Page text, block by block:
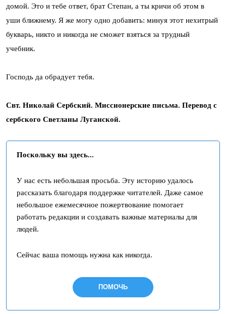
домой. Это и тебе ответ, брат Степан, а ты кричи об этом в
уши ближнему. Я же могу одно добавить: минуя этот нехитрый
букварь, никто и никогда не сможет взяться за трудный
учебник.
Господь да обрадует тебя.
Свт. Николай Сербский. Миссионерские письма. Перевод с
сербского Светланы Луганской.
Поскольку вы здесь...
У нас есть небольшая просьба. Эту историю удалось
рассказать благодаря поддержке читателей. Даже самое
небольшое ежемесячное пожертвование помогает
работать редакции и создавать важные материалы для
людей.
Сейчас ваша помощь нужна как никогда.
ПОМОЧЬ